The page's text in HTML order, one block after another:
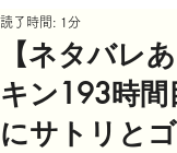
【ネタバレ
キン193時
にサトリと
読了時間: 1分